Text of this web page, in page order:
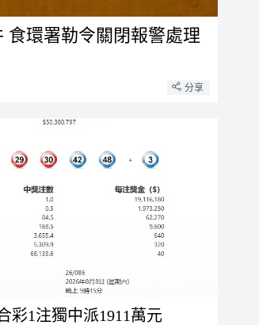
食環署勒令關閉報警處理
分享
彩1注獨中派1911萬元